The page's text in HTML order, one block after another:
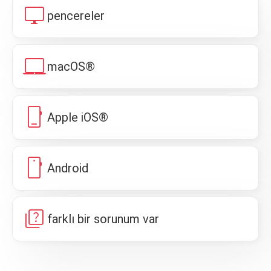
desktop_windows pencereler
laptop_macmacOS®
phone_iphone Apple iOS®
smartphone Android
quiz farklı bir sorunum var